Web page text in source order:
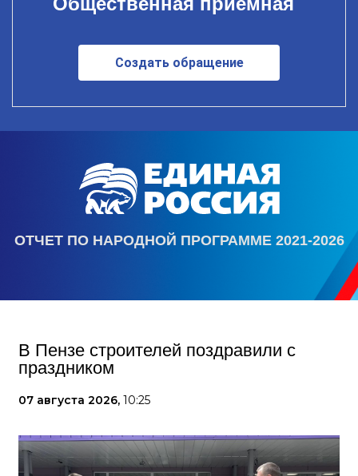
Создать обращение
ОТЧЕТ ПО НАРОДНОЙ ПРОГРАММЕ 2021-2026
В Пензе строителей поздравили с
праздником
07 августа 2026, 10:25